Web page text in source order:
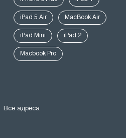
iPad 5 Air MacBook Air
iPad Mini iPad 2
Macbook Pro
Все адреса